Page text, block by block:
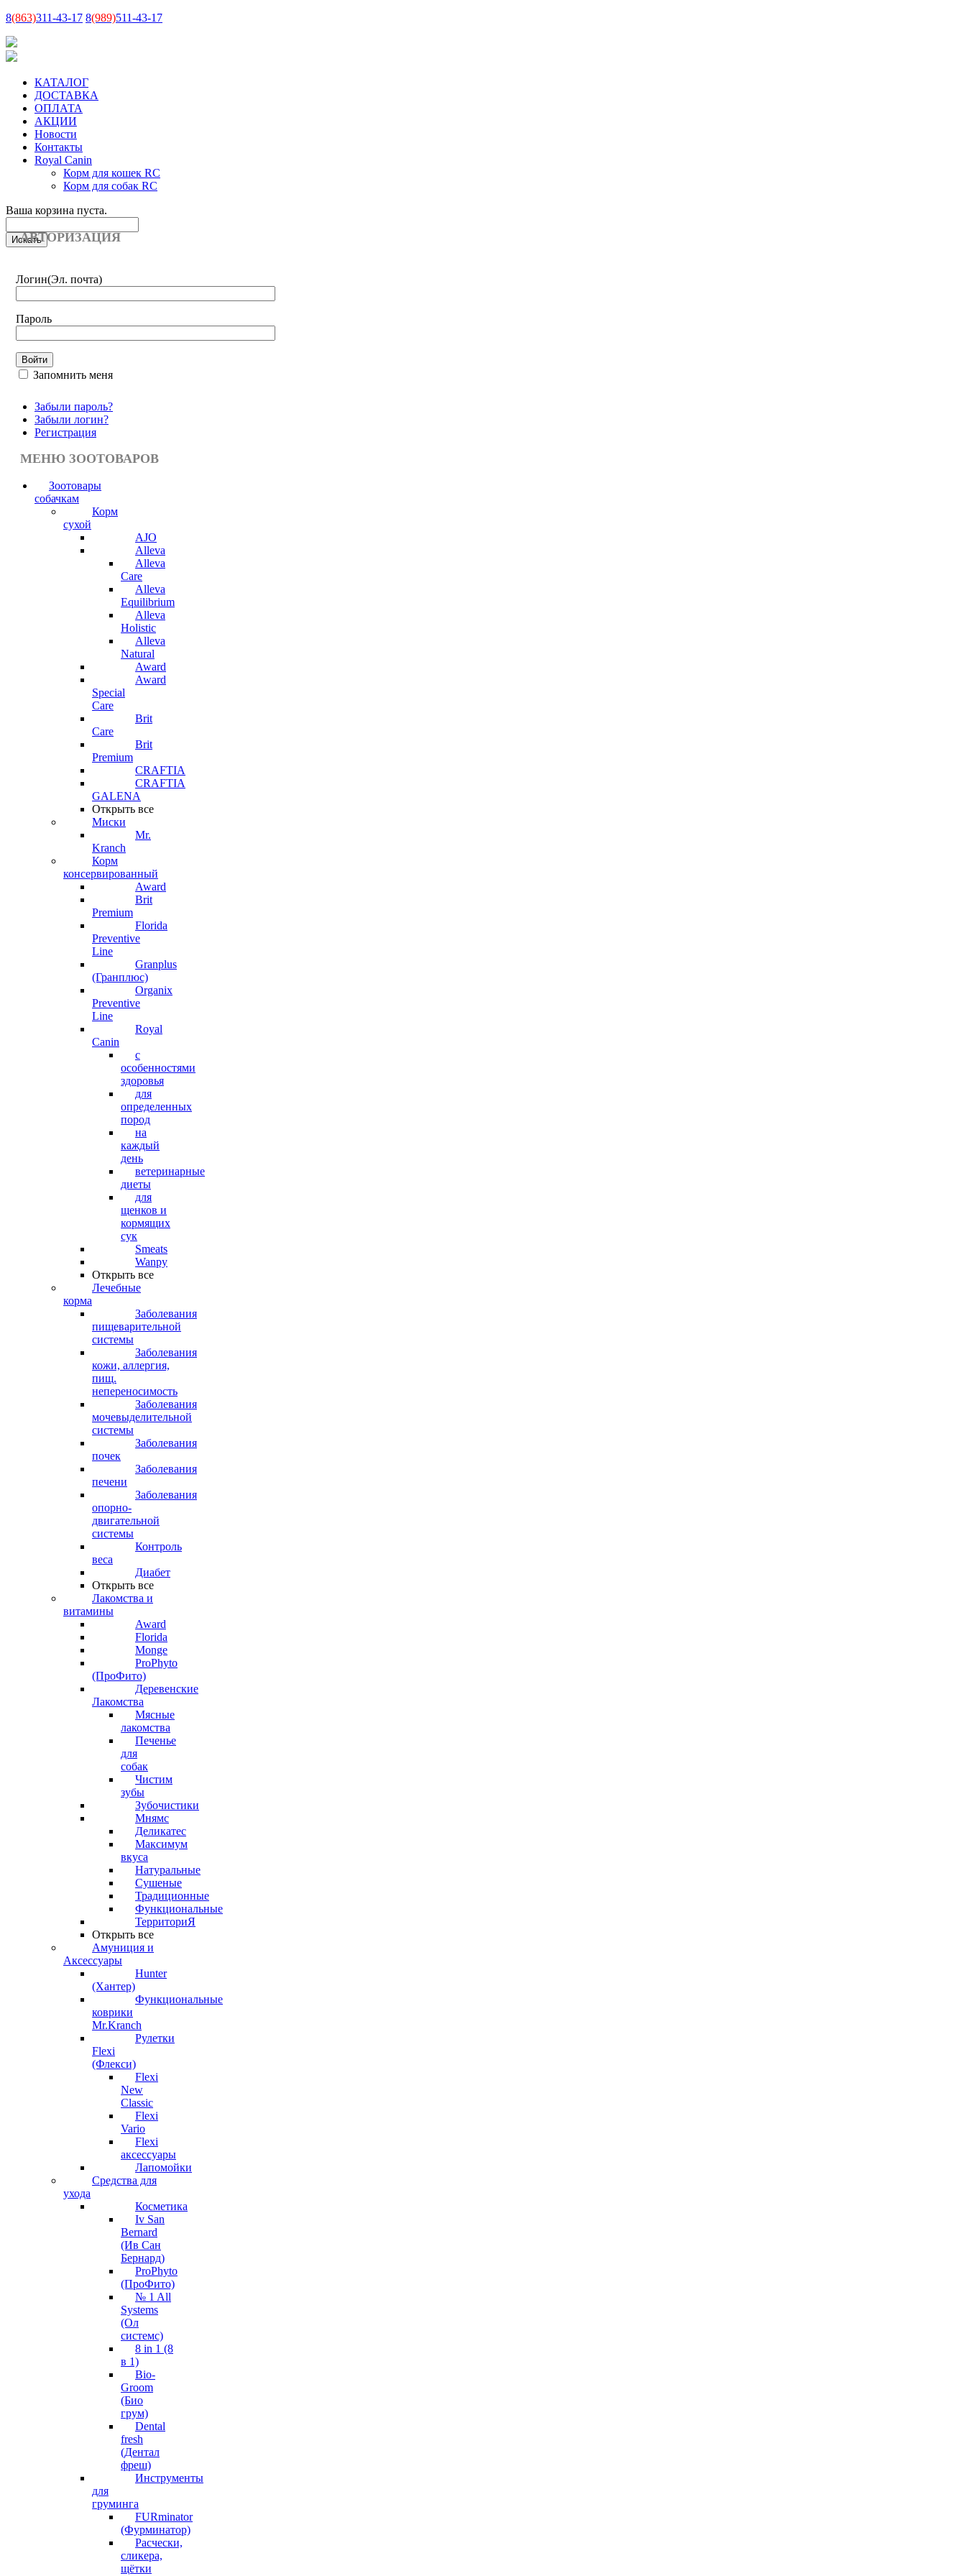
8(863)311-43-17 8(989)511-43-17
КАТАЛОГ
ДОСТАВКА
ОПЛАТА
АКЦИИ
Новости
Контакты
Royal Canin
Корм для кошек RC
Корм для собак RC
Ваша корзина пуста.
АВТОРИЗАЦИЯ
Логин(Эл. почта)
Пароль
Запомнить меня
Забыли пароль?
Забыли логин?
Регистрация
МЕНЮ ЗООТОВАРОВ
Зоотовары
собачкам
Корм
сухой
AJO
Alleva
Alleva
Care
Alleva
Equilibrium
Alleva
Holistic
Alleva
Natural
Award
Award
Special
Care
Brit
Care
Brit
Premium
CRAFTIA
CRAFTIA
GALENA
Открыть все
Миски
Mr.
Kranch
Корм
консервированный
Award
Brit
Premium
Florida
Preventive
Line
Granplus
(Гранплюс)
Organix
Preventive
Line
Royal
Canin
с
особенностями
здоровья
для
определенных
пород
на
каждый
день
ветеринарные
диеты
для
щенков и
кормящих
сук
Smeats
Wanpy
Открыть все
Лечебные
корма
Заболевания
пищеварительной
системы
Заболевания
кожи, аллергия,
пищ.
непереносимость
Заболевания
мочевыделительной
системы
Заболевания
почек
Заболевания
печени
Заболевания
опорно-
двигательной
системы
Контроль
веса
Диабет
Открыть все
Лакомства и
витамины
Award
Florida
Monge
ProPhyto
(ПроФито)
Деревенские
Лакомства
Мясные
лакомства
Печенье
для
собак
Чистим
зубы
Зубочистики
Мнямс
Деликатес
Максимум
вкуса
Натуральные
Сушеные
Традиционные
Функциональные
ТерриториЯ
Открыть все
Амуниция и
Аксессуары
Hunter
(Хантер)
Функциональные
коврики
Mr.Kranch
Рулетки
Flexi
(Флекси)
Flexi
New
Classic
Flexi
Vario
Flexi
аксессуары
Лапомойки
Средства для
ухода
Косметика
Iv San
Bernard
(Ив Сан
Бернард)
ProPhyto
(ПроФито)
№ 1 All
Systems
(Ол
системс)
8 in 1 (8
в 1)
Bio-
Groom
(Био
грум)
Dental
fresh
(Дентал
фреш)
Инструменты
для
груминга
FURminator
(Фурминатор)
Расчески,
сликера,
щётки